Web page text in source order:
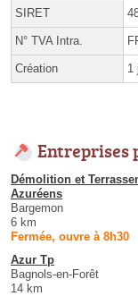
SIRET
N° TVA Intra.
Création 1
Entreprises
Démolition et
Azuréens
Bargemon
6 km
Fermée, ouvre à 8h30
Azur Tp
Bagnols-en-Forêt
14 km